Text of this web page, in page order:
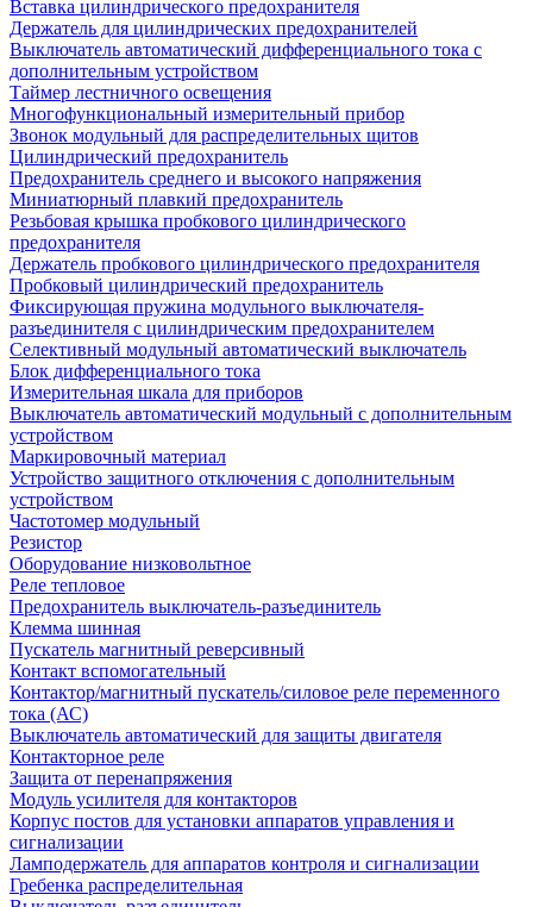
Вставка цилиндрического предохранителя
Держатель для цилиндрических предохранителей
Выключатель автоматический дифференциального тока с
дополнительным устройством
Таймер лестничного освещения
Многофункциональный измерительный прибор
Звонок модульный для распределительных щитов
Цилиндрический предохранитель
Предохранитель среднего и высокого напряжения
Миниатюрный плавкий предохранитель
Резьбовая крышка пробкового цилиндрического
предохранителя
Держатель пробкового цилиндрического предохранителя
Пробковый цилиндрический предохранитель
Фиксирующая пружина модульного выключателя-
разъединителя с цилиндрическим предохранителем
Селективный модульный автоматический выключатель
Блок дифференциального тока
Измерительная шкала для приборов
Выключатель автоматический модульный с дополнительным
устройством
Маркировочный материал
Устройство защитного отключения с дополнительным
устройством
Частотомер модульный
Резистор
Оборудование низковольтное
Реле тепловое
Предохранитель выключатель-разъединитель
Клемма шинная
Пускатель магнитный реверсивный
Контакт вспомогательный
Контактор/магнитный пускатель/силовое реле переменного
тока (АС)
Выключатель автоматический для защиты двигателя
Контакторное реле
Защита от перенапряжения
Модуль усилителя для контакторов
Корпус постов для установки аппаратов управления и
сигнализации
Ламподержатель для аппаратов контроля и сигнализации
Гребенка распределительная